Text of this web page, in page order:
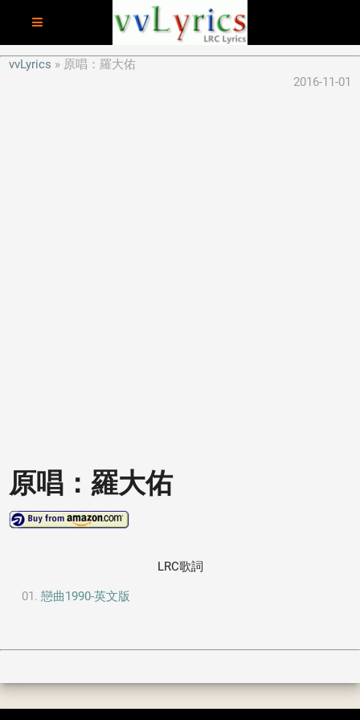
vvLyrics
原唱：羅大佑
2016-11-01
原唱：羅大佑
LRC歌詞
戀曲1990-英文版